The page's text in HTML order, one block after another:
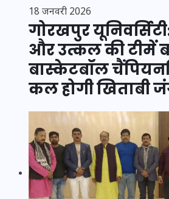
18 जनवरी 2026
गोरखपुर
और उत्कल की टीमें
बास्केटबॉल
कल होगी खिताबी